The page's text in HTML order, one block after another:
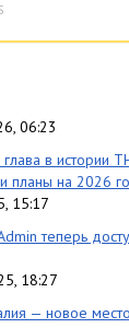
06:23
в истории
планы на 2026
15:17
теперь
18:27
— новое